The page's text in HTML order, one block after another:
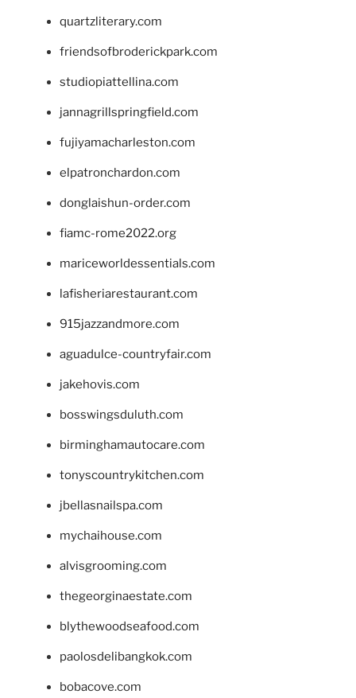
quartzliterary.com
friendsofbroderickpark.com
studiopiattellina.com
jannagrillspringfield.com
fujiyamacharleston.com
elpatronchardon.com
donglaishun-order.com
fiamc-rome2022.org
mariceworldessentials.com
lafisheriarestaurant.com
915jazzandmore.com
aguadulce-countryfair.com
jakehovis.com
bosswingsduluth.com
birminghamautocare.com
tonyscountrykitchen.com
jbellasnailspa.com
mychaihouse.com
alvisgrooming.com
thegeorginaestate.com
blythewoodseafood.com
paolosdelibangkok.com
bobacove.com